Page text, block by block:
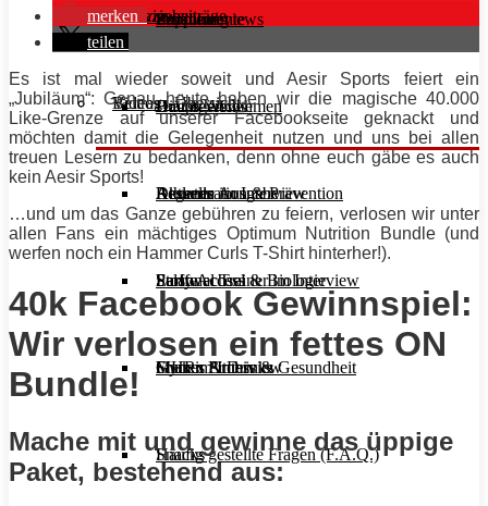
Supplemente
Ernährung
Diät & Abnehmen
Regeneration & Prävention
Stoffwechsel & Biologie
Frauen Fitness & Gesundheit
Häufig gestellte Fragen (F.A.Q.)
Produktreviews
Buchreviews
Hauptgerichte
Desserts
Salate
Shakes & Drinks
Snacks
Interviews
Athleten im Interview
Personal Trainer im Interview
Gym im Interview
Videos
Magazinbeiträge
Aktuelle Ausgabe
Early Access
MHRx Archiv
Beitrags-Übersicht
merken
teilen
Es ist mal wieder soweit und Aesir Sports feiert ein
„Jubiläum“: Genau heute haben wir die magische 40.000
Like-Grenze auf unserer Facebookseite geknackt und
möchten damit die Gelegenheit nutzen und uns bei allen
treuen Lesern zu bedanken, denn ohne euch gäbe es auch
kein Aesir Sports!
…und um das Ganze gebühren zu feiern, verlosen wir unter
allen Fans ein mächtiges Optimum Nutrition Bundle (und
werfen noch ein Hammer Curls T-Shirthinterher!).
40k Facebook Gewinnspiel:
Wir verlosen ein fettes ON
Bundle!
Mache mit und gewinne das üppige
Paket, bestehend aus: